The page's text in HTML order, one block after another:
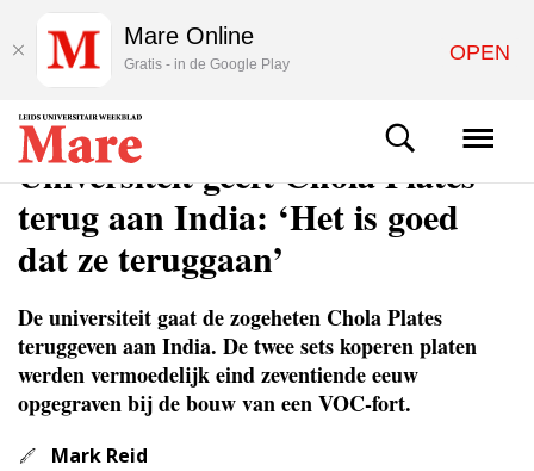
NIEUWS
Universiteit geeft Chola Plates
terug aan India: ‘Het is goed
dat ze teruggaan’
De universiteit gaat de zogeheten Chola Plates
teruggeven aan India. De twee sets koperen platen
werden vermoedelijk eind zeventiende eeuw
opgegraven bij de bouw van een VOC-fort.
Mark Reid
Mare Online
Gratis - in de Google Play OPEN